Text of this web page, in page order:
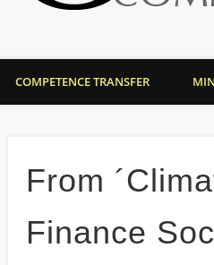
COMPETENCE TRANSFER
From
Finance